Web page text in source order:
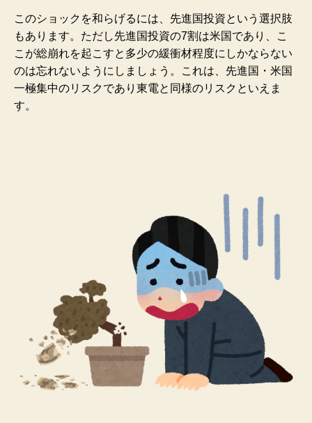
このショックを和らげるには、先進国投資という選択肢
もあります。ただし先進国投資の7割は米国であり、こ
こが総崩れを起こすと多少の緩衝材程度にしかならない
のは忘れないようにしましょう。これは、先進国・米国
一極集中のリスクであり東電と同様のリスクといえま
す。